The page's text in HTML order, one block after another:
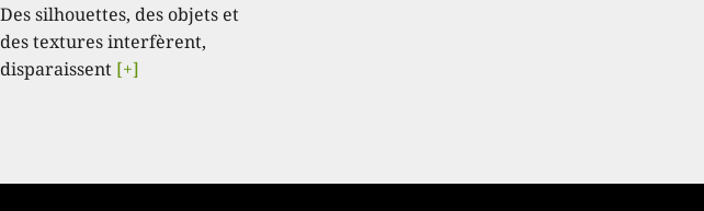
Des silhouettes, des objets et
des textures interfèrent,
disparaissent [+]